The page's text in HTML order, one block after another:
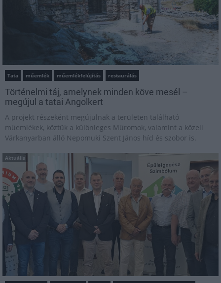
Tata műemlék műemlékfelújítás restaurálás
Történelmi táj, amelynek minden köve mesél –
megújul a tatai Angolkert
A projekt részeként megújulnak a területen található
műemlékek, köztük a különleges Műromok, valamint a közeli
Várkanyarban álló Nepomuki Szent János híd és szobor is.
Aktuális